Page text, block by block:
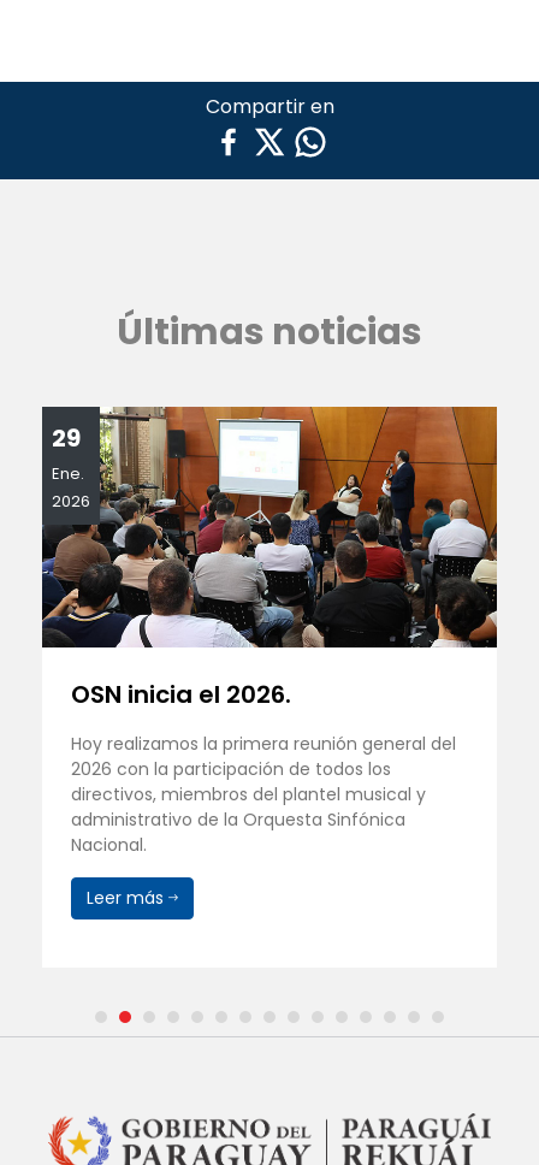
Compartir en
Últimas noticias
29
Ene.
2026
OSN inicia el 2026.
Hoy realizamos la primera reunión general del
2026 con la participación de todos los
directivos, miembros del plantel musical y
administrativo de la Orquesta Sinfónica
Nacional.
Leer más